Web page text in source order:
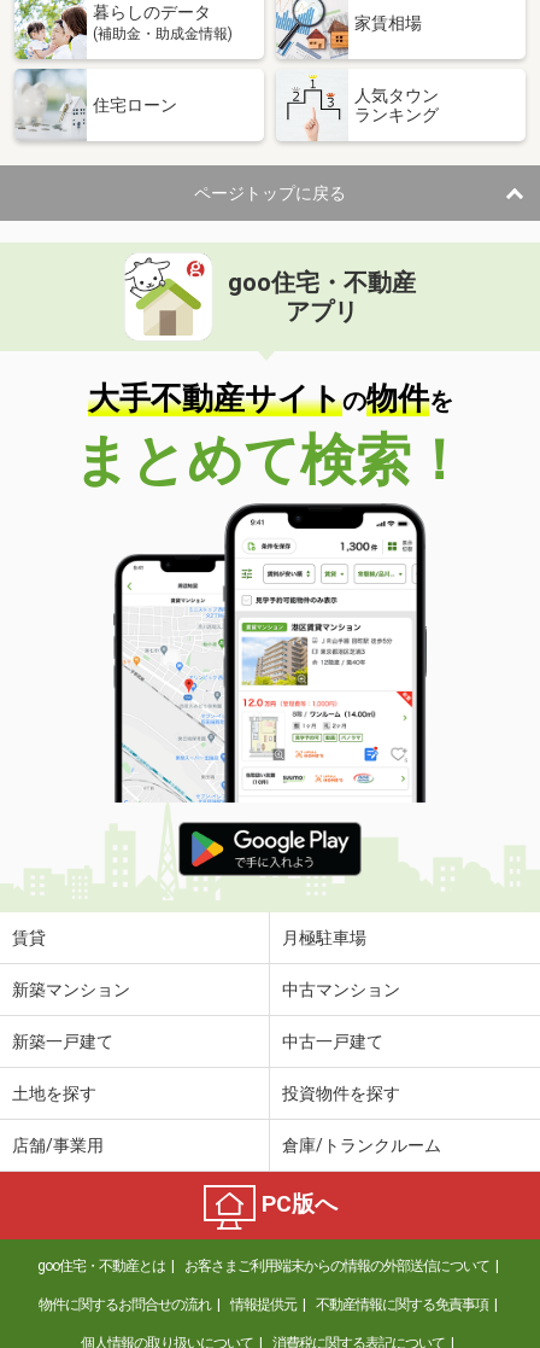
暮らしのデータ
(補助金・助成金情報)
家賃相場
住宅ローン
人気タウン
ランキング
ページトップに戻る
goo住宅・不動産
アプリ
大手不動産サイトの物件を
まとめて検索！
賃貸 月極駐車場
新築マンション 中古マンション
新築一戸建て 中古一戸建て
土地を探す 投資物件を探す
店舗/事業用 倉庫/トランクルーム
PC版へ
goo住宅・不動産とは お客さまご利用端末からの情報の外部送信について
物件に関するお問合せの流れ 情報提供元 不動産情報に関する免責事項
個人情報の取り扱いについて 消費税に関する表記について